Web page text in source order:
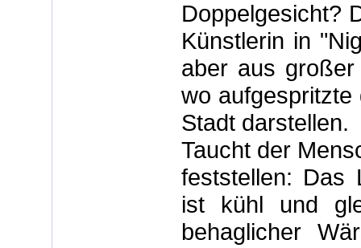
Doppelgesicht?
Künstlerin in
aber aus
wo aufgespritzte
Stadt darstellen.
Taucht der
feststellen: Das
ist kühl und
behaglicher